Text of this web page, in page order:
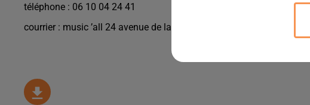
téléphone : 06 10 04 24 41
courrier : music ’all 24 avenue de la poste 40360 TILH